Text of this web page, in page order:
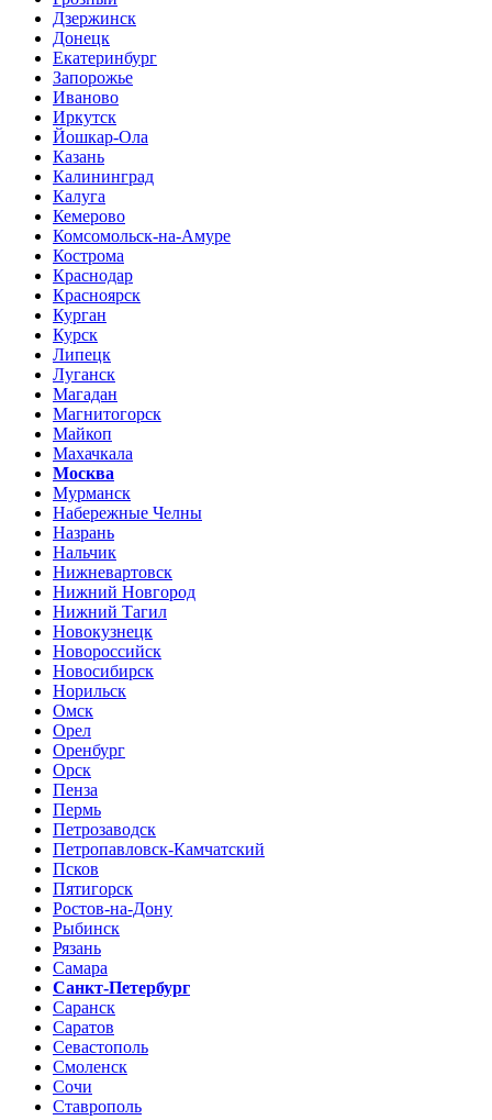
Дзержинск
Донецк
Екатеринбург
Запорожье
Иваново
Иркутск
Йошкар-Ола
Казань
Калининград
Калуга
Кемерово
Комсомольск-на-Амуре
Кострома
Краснодар
Красноярск
Курган
Курск
Липецк
Луганск
Магадан
Магнитогорск
Майкоп
Махачкала
Москва
Мурманск
Набережные Челны
Назрань
Нальчик
Нижневартовск
Нижний Новгород
Нижний Тагил
Новокузнецк
Новороссийск
Новосибирск
Норильск
Омск
Орел
Оренбург
Орск
Пенза
Пермь
Петрозаводск
Петропавловск-Камчатский
Псков
Пятигорск
Ростов-на-Дону
Рыбинск
Рязань
Самара
Санкт-Петербург
Саранск
Саратов
Севастополь
Смоленск
Сочи
Ставрополь